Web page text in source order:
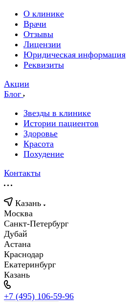
О клинике
Врачи
Отзывы
Лицензии
Юридическая информация
Реквизиты
Акции
Блог
Звезды в клинике
Истории пациентов
Здоровье
Красота
Похудение
Контакты
Казань
Москва
Санкт-Петербург
Дубай
Астана
Краснодар
Екатеринбург
Казань
+7 (495) 106-59-96